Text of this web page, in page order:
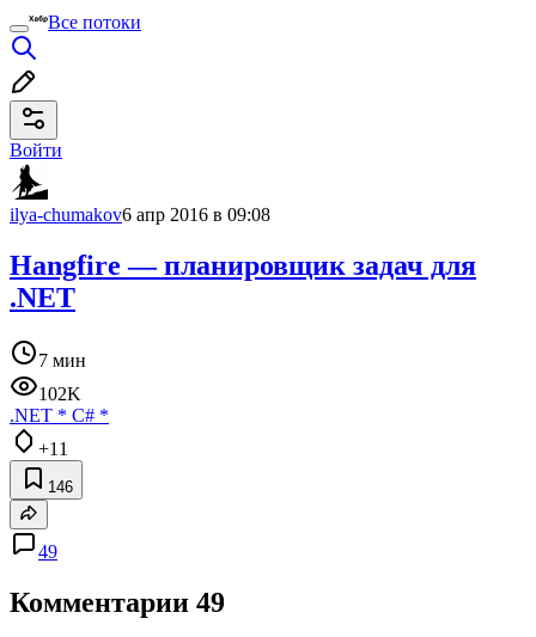
Все потоки
Войти
ilya-chumakov6 апр 2016 в 09:08
Hangfire — планировщик задач для
.NET
7 мин
102K
.NET * C# *
+11
146
49
Комментарии 49